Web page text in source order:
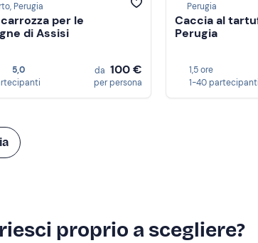
Perugia
per le
di Assisi
5,0
da 100 €
per persona
Perugia
Caccia al
Perugia
1,5 ore
1-40 partecipanti
proprio a scegliere?